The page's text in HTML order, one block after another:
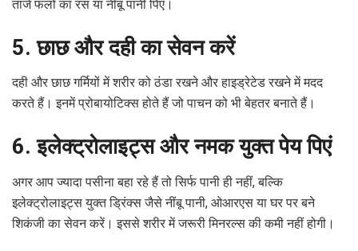
ताजे फलों का रस या नींबू पानी पिएं।
5. छाछ और दही का सेवन करें
दही और छाछ गर्मियों में शरीर को ठंडा रखने और हाइड्रेटेड रखने में मदद
करते हैं। इनमें प्रोबायोटिक्स होते हैं जो पाचन को भी बेहतर बनाते हैं।
6. इलेक्ट्रोलाइट्स और नमक युक्त पेय पिएं
अगर आप ज्यादा पसीना बहा रहे हैं तो सिर्फ पानी ही नहीं, बल्कि
इलेक्ट्रोलाइट्स युक्त ड्रिंक्स जैसे नींबू पानी, ओआरएस या घर पर बने
शिकंजी का सेवन करें। इससे शरीर में जरूरी मिनरल्स की कमी नहीं होगी।